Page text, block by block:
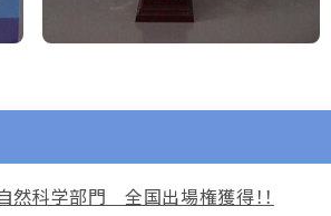
科学部門 全国出場権獲得！！